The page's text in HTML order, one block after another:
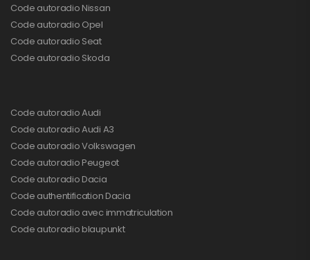
Code autoradio Nissan
Code autoradio Opel
Code autoradio Seat
Code autoradio Skoda
Code autoradio Audi
Code autoradio Audi A3
Code autoradio Volkswagen
Code autoradio Peugeot
Code autoradio Dacia
Code authentification Dacia
Code autoradio avec immatriculation
Code autoradio blaupunkt